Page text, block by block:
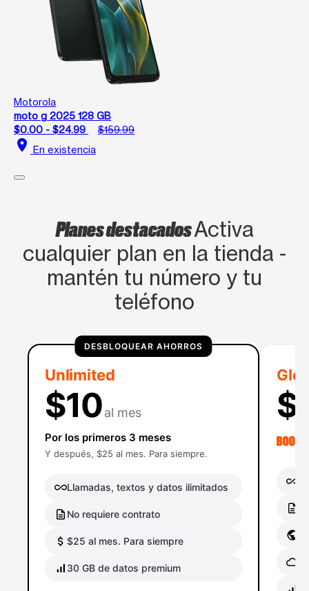
Motorola
moto g 2025 128 GB
$0.00 - $24.99
$159.99
location_on En existencia
Planes destacadosActiva
cualquier plan en la tienda -
mantén tu número y tu
teléfono
DESBLOQUEAR AHORROS
Unlimited
$10al mes
Por los primeros 3 meses
Y después, $25 al mes. Para siempre.
Llamadas, textos y datos ilimitados
No requiere contrato
$25 al mes. Para siempre
30 GB de datos premium